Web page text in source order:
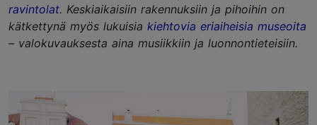
ravintolat. Keskiaikaisiin rakennuksiin ja pihoihin on
kätkettynä myös lukuisia kiehtovia eriaiheisia museoita
– valokuvauksesta aina musiikkiin ja luonnontieteisiin.